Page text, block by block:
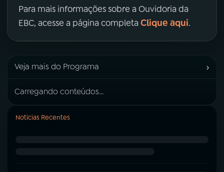
Para mais informações sobre a Ouvidoria da
EBC, acesse a página completa Clique aqui.
Veja mais do Programa ›
Carregando conteúdos...
Notícias Recentes